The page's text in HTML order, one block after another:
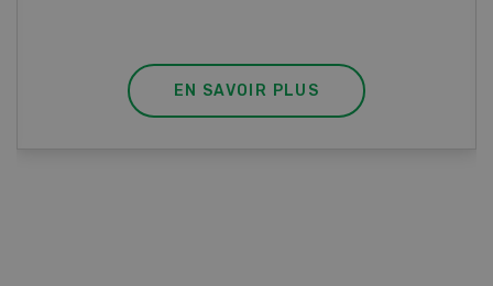
EN SAVOIR PLUS